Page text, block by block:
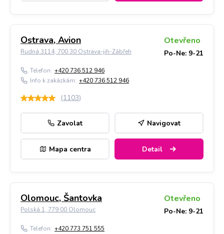
Ostrava, Avion
Rudná 3114, 700 30 Ostrava-jih-Zábřeh
Otevřeno
Po-Ne: 9-21
Telefon: +420 736 512 946
Info k zakázkám: +420 736 512 946
(1103)
Zavolat Navigovat
Mapa centra Detail
Olomouc, Šantovka
Polská 1, 779 00 Olomouc
Otevřeno
Po-Ne: 9-21
Telefon: +420 773 751 555